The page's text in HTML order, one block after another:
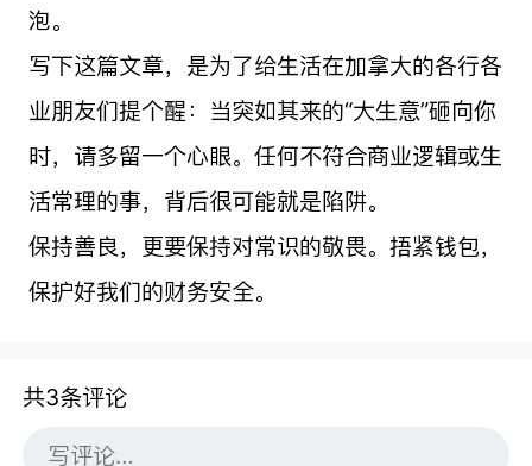
泡。
写下这篇文章，是为了给生活在加拿大的各行各
业朋友们提个醒：当突如其来的“大生意”砸向你
时，请多留一个心眼。任何不符合商业逻辑或生
活常理的事，背后很可能就是陷阱。
保持善良，更要保持对常识的敬畏。捂紧钱包，
保护好我们的财务安全。
共3条评论